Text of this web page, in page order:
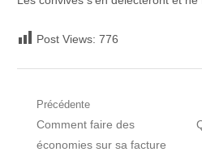
Post Views: 776
Navigation
Précédente
Post
précédent:
Comment faire des
économies sur sa facture